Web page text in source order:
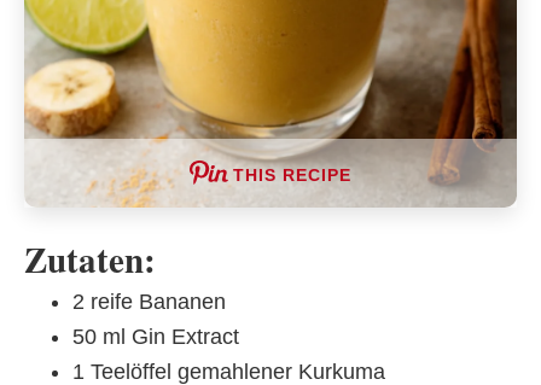
THIS RECIPE
Zutaten:
2 reife Bananen
50 ml Gin Extract
1 Teelöffel gemahlener Kurkuma